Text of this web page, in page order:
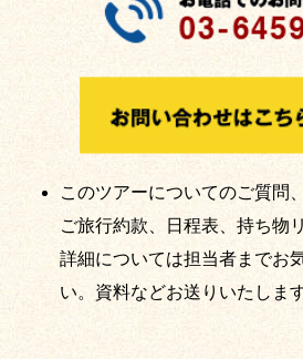
このツアーについてのご質問
ご旅行約款、日程表、持ち物
詳細については担当者までお
い。資料などお送りいたします